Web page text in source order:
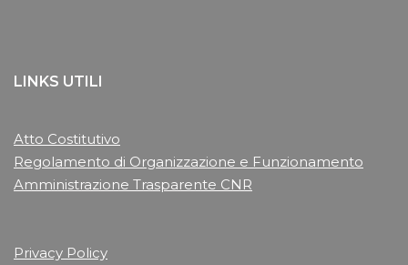
LINKS UTILI
Atto Costitutivo
Regolamento di Organizzazione e Funzionamento
Amministrazione Trasparente CNR
Privacy Policy